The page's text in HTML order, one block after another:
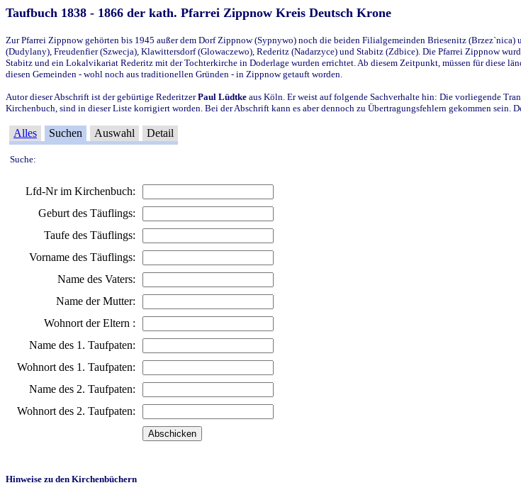
Taufbuch 1838 - 1866 der kath. Pfarrei Zippnow Kreis Deutsch Krone
Zur Pfarrei Zippnow gehörten bis 1945 außer dem Dorf Zippnow (Sypnywo) noch die beiden Filialgemeinden Briesenitz
(Dudylany), Freudenfier (Szwecja), Klawittersdorf (Glowaczewo), Rederitz (Nadarzyce) und Stabitz (Zdbice). Die Pfarrei Zippnow
Stabitz und ein Lokalvikariat Rederitz mit der Tochterkirche in Doderlage wurden errichtet. Ab diesem Zeitpunkt, müssen für diese
diesen Gemeinden - wohl noch aus traditionellen Gründen - in Zippnow getauft worden.
Autor dieser Abschrift ist der gebürtige RederitzerPaul Lüdtke aus Köln. Er weist auf folgende Sachverhalte hin: Die vorliegende
Kirchenbuch, sind in dieser Liste korrigiert worden. Bei der Abschrift kann es aber dennoch zu Übertragungsfehlern gekommen sein.
Alles Suchen Auswahl Detail
Suche:
Lfd-Nr im Kirchenbuch:
Geburt des Täuflings:
Taufe des Täuflings:
Vorname des Täuflings:
Name des Vaters:
Name der Mutter:
Wohnort der Eltern :
Name des 1. Taufpaten:
Wohnort des 1. Taufpaten:
Name des 2. Taufpaten:
Wohnort des 2. Taufpaten:
Hinweise zu den Kirchenbüchern